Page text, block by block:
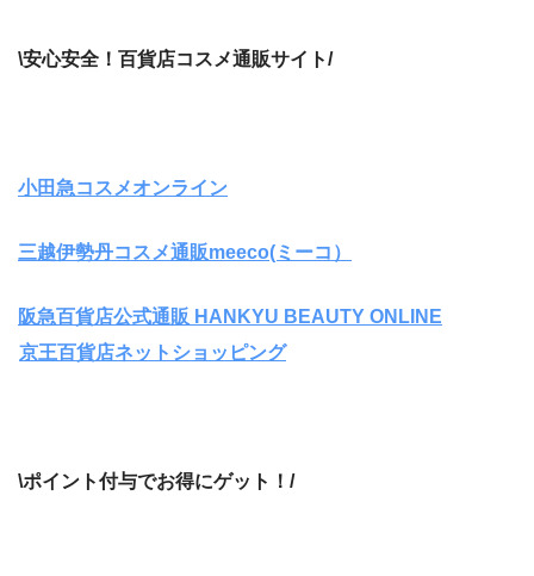
\安心安全！百貨店コスメ通販サイト/
小田急コスメオンライン
三越伊勢丹コスメ通販meeco(ミーコ）
阪急百貨店公式通販 HANKYU BEAUTY ONLINE
京王百貨店ネットショッピング
\ポイント付与でお得にゲット！/